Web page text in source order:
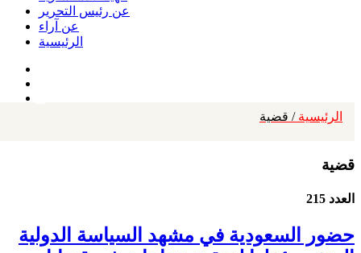
عن رئيس التحرير
عن آراء
الرئيسية
الرئيسية / قضية
قضية
العدد 215
حضور السعودية في مشهد السياسة الدولية